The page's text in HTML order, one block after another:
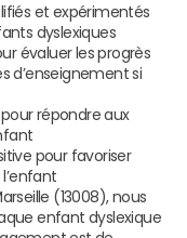
et expérimentés
dyslexiques
évaluer les progrès
d’enseignement si
répondre aux
pour favoriser
(13008), nous
enfant dyslexique